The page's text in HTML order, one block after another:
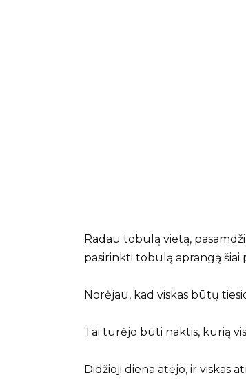
Radau tobulą vietą,
pasirinkti tobulą aprangą šiai
Norėjau, kad viskas būtų
Tai turėjo būti naktis, kurią
Didžioji diena atėjo, ir viskas